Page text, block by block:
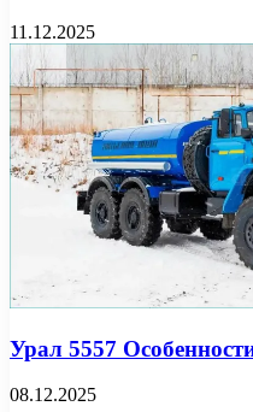
11.12.2025
Урал 5557
08.12.2025